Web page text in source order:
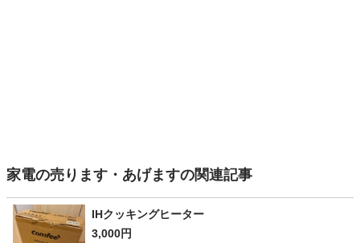
家電の売ります・あげますの関連記事
IHクッキングヒーター
3,000円